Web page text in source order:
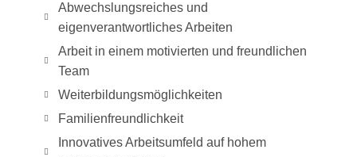
Abwechslungsreiches und
eigenverantwortliches Arbeiten
Arbeit in einem motivierten und freundlichen
Team
Weiterbildungsmöglichkeiten
Familienfreundlichkeit
Innovatives Arbeitsumfeld auf hohem